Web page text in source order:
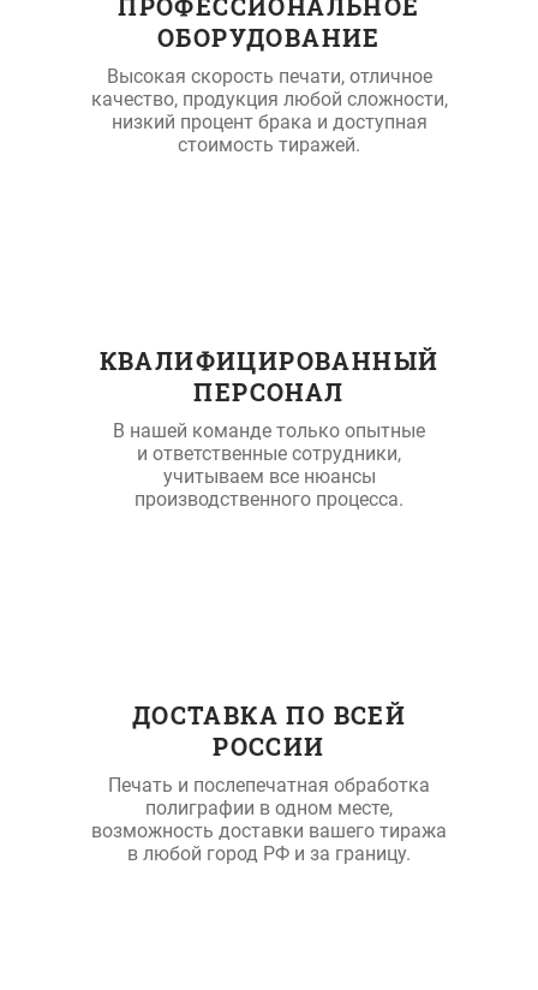
ОБОРУДОВАНИЕ
Высокая скорость печати, отличное
качество, продукция любой сложности,
низкий процент брака и доступная
стоимость тиражей.
КВАЛИФИЦИРОВАННЫЙ
ПЕРСОНАЛ
В нашей команде только опытные
и ответственные сотрудники,
учитываем все нюансы
производственного процесса.
ДОСТАВКА ПО ВСЕЙ
РОССИИ
Печать и послепечатная обработка
полиграфии в одном месте,
возможность доставки вашего тиража
в любой город РФ и за границу.